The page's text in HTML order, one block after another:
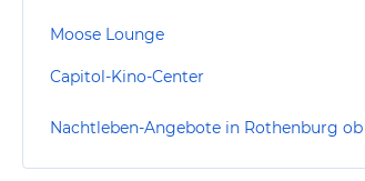
Moose Lounge
Capitol-Kino-Center